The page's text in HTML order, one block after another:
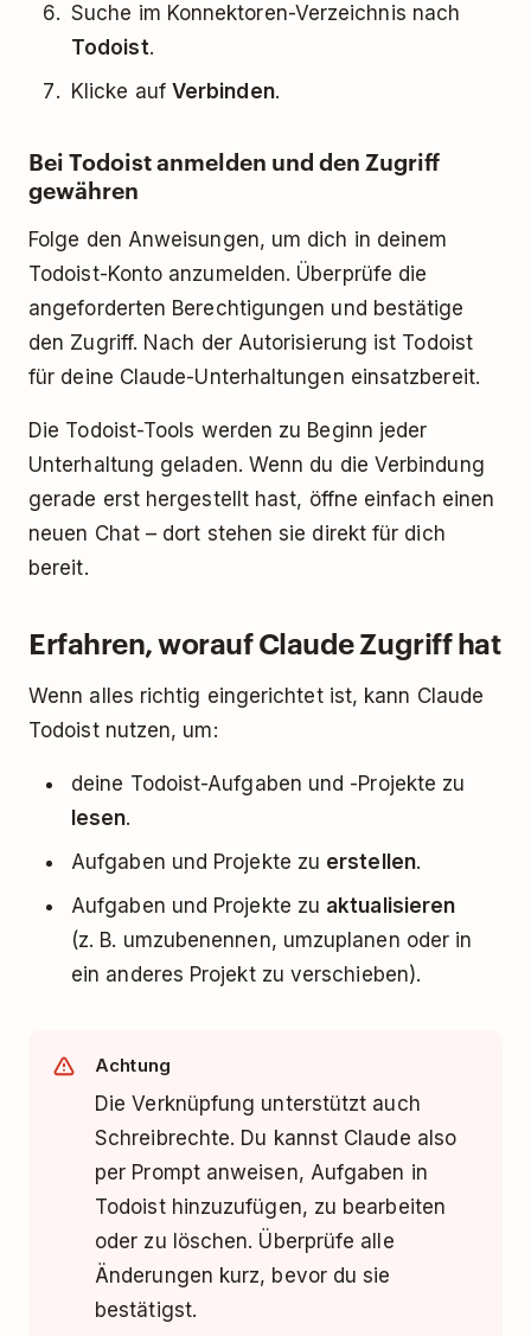
Suche im Konnektoren-Verzeichnis nach
Todoist.
Klicke auf Verbinden.
Bei Todoist anmelden und den Zugriff
gewähren
Folge den Anweisungen, um dich in deinem
Todoist-Konto anzumelden. Überprüfe die
angeforderten Berechtigungen und bestätige
den Zugriff. Nach der Autorisierung ist Todoist
für deine Claude-Unterhaltungen einsatzbereit.
Die Todoist-Tools werden zu Beginn jeder
Unterhaltung geladen. Wenn du die Verbindung
gerade erst hergestellt hast, öffne einfach einen
neuen Chat – dort stehen sie direkt für dich
bereit.
Erfahren, worauf Claude Zugriff hat
Wenn alles richtig eingerichtet ist, kann Claude
Todoist nutzen, um:
deine Todoist-Aufgaben und -Projekte zu
lesen.
Aufgaben und Projekte zu erstellen.
Aufgaben und Projekte zu aktualisieren
(z. B. umzubenennen, umzuplanen oder in
ein anderes Projekt zu verschieben).
Achtung
Die Verknüpfung unterstützt auch
Schreibrechte. Du kannst Claude also
per Prompt anweisen, Aufgaben in
Todoist hinzuzufügen, zu bearbeiten
oder zu löschen. Überprüfe alle
Änderungen kurz, bevor du sie
bestätigst.